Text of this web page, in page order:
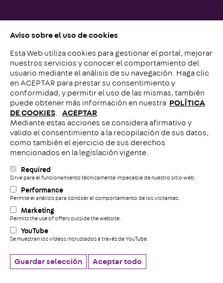
Aviso sobre el uso de cookies
Esta Web utiliza cookies para gestionar el portal, mejorar
nuestros servicios y conocer el comportamiento del
usuario mediante el análisis de su navegación. Haga clic
en ACEPTAR para prestar su consentimiento y
conformidad, y permitir el uso de las mismas, también
puede obtener más información en nuestra POLÍTICA
DE COOKIES
ACEPTAR
Mediante estas acciones se considera afirmativo y
valido el consentimiento a la recopilación de sus datos,
como también el ejercicio de sus derechos
mencionados en la legislación vigente.
Required
Sirve para el funcionamiento técnicamente impecable de nuestro sitio web.
Performance
Permite el análisis para conocer el comportamiento de los visitantes.
Marketing
Permits the use of offers outside the website.
YouTube
Se muestran los vídeos incrustados a través de YouTube.
Guardar selección Aceptar todo
Contacto con nosotros
Llámenos
Aviso legal
Politica de Cookies
Declaración de privacidad de datos
Cookie settings